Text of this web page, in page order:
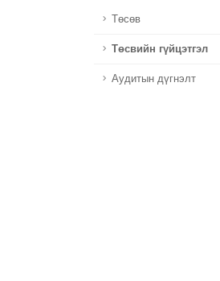
Төсөв
Төсвийн гүйцэтгэл
Аудитын дүгнэлт